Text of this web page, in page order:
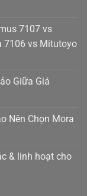
7107 vs
7106 vs Mitutoyo
Giữa Giá
Nên Chọn Mora
& linh hoạt cho